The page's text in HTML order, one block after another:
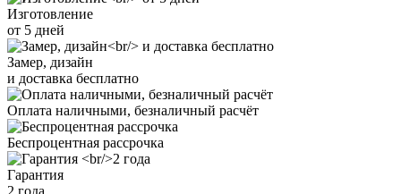
Изготовление
от 5 дней
Замер, дизайн
и доставка бесплатно
Оплата наличными, безналичный расчёт
Беспроцентная рассрочка
Гарантия
2 года